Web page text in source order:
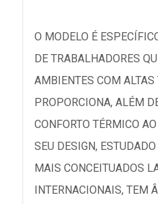
O MODELO É
DE TRABALHADORES
AMBIENTES COM
PROPORCIONA, ALÉM
CONFORTO TÉRMICO
SEU DESIGN,
MAIS CONCEITUADOS
INTERNACIONAIS, TEM